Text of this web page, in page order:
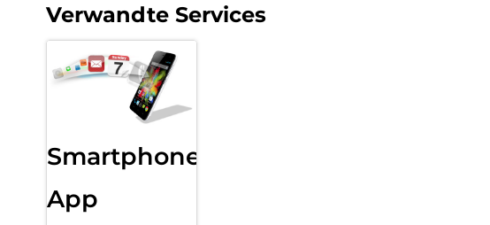
Verwandte Services
Smartphone
App